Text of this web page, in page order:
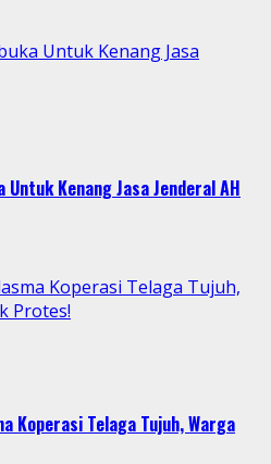
Untuk Kenang Jasa
Kenang Jasa Jenderal AH
Koperasi Telaga Tujuh,
Protes!
Koperasi Telaga Tujuh, Warga